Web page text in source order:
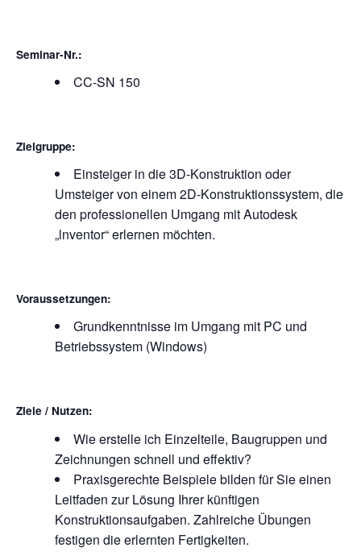
Seminar-Nr.:
CC-SN 150
Zielgruppe:
Einsteiger in die 3D-Konstruktion oder
Umsteiger von einem 2D-Konstruktionssystem, die
den professionellen Umgang mit Autodesk
„lnventor“ erlernen möchten.
Voraussetzungen:
Grundkenntnisse im Umgang mit PC und
Betriebssystem (Windows)
Ziele / Nutzen:
Wie erstelle ich Einzelteile, Baugruppen und
Zeichnungen schnell und effektiv?
Praxisgerechte Beispiele bilden für Sie einen
Leitfaden zur Lösung Ihrer künftigen
Konstruktionsaufgaben. Zahlreiche Übungen
festigen die erlernten Fertigkeiten.